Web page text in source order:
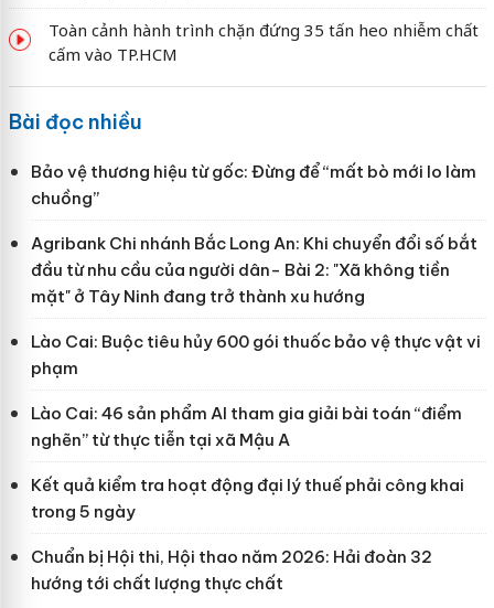
Toàn cảnh hành trình chặn đứng 35 tấn heo nhiễm chất
cấm vào TP.HCM
Bài đọc nhiều
Bảo vệ thương hiệu từ gốc: Đừng để “mất bò mới lo làm
chuồng”
Agribank Chi nhánh Bắc Long An: Khi chuyển đổi số bắt
đầu từ nhu cầu của người dân- Bài 2: "Xã không tiền
mặt" ở Tây Ninh đang trở thành xu hướng
Lào Cai: Buộc tiêu hủy 600 gói thuốc bảo vệ thực vật vi
phạm
Lào Cai: 46 sản phẩm AI tham gia giải bài toán “điểm
nghẽn” từ thực tiễn tại xã Mậu A
Kết quả kiểm tra hoạt động đại lý thuế phải công khai
trong 5 ngày
Chuẩn bị Hội thi, Hội thao năm 2026: Hải đoàn 32
hướng tới chất lượng thực chất